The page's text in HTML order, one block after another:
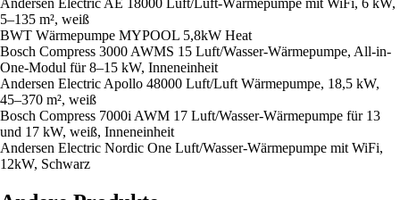
Andersen Electric AE 18000 Luft/Luft-Wärmepumpe mit WiFi, 6 kW,
5–135 m², weiß
BWT Wärmepumpe MYPOOL 5,8kW Heat
Bosch Compress 3000 AWMS 15 Luft/Wasser-Wärmepumpe, All-in-
One-Modul für 8–15 kW, Inneneinheit
Andersen Electric Apollo 48000 Luft/Luft Wärmepumpe, 18,5 kW,
45–370 m², weiß
Bosch Compress 7000i AWM 17 Luft/Wasser-Wärmepumpe für 13
und 17 kW, weiß, Inneneinheit
Andersen Electric Nordic One Luft/Wasser-Wärmepumpe mit WiFi,
12kW, Schwarz